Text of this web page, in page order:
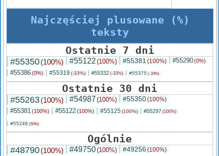
Najczęściej plusowane (%)
teksty
Ostatnie 7 dni
#55350(100%) #55122 (100%) #55381 (100%) #55290(0%)
#55386(0%) #55319 (-33%) #55332 (-33%) #55375 (-33%)
Ostatnie 30 dni
#55263(100%) #54987 (100%) #55350(100%)
#55381(100%) #55122(100%) #55125 (100%) #55297 (100%)
#55248 (50%)
Ogólnie
#48790(100%) #49750(100%) #49256 (100%)